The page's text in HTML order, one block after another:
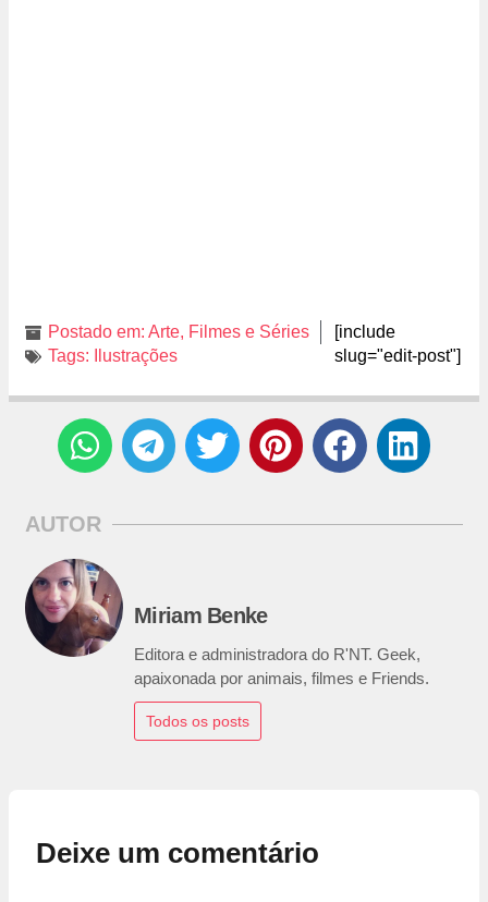
Postado em: Arte, Filmes e Séries
Tags:
Ilustrações
[include
slug="edit-post"]
AUTOR
Miriam Benke
Editora e administradora do R'NT. Geek,
apaixonada por animais, filmes e Friends.
Todos os posts
Deixe um comentário